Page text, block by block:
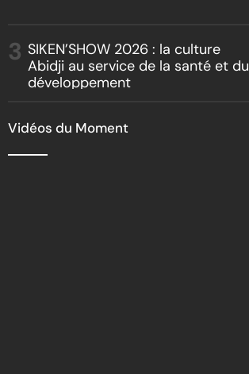
SIKEN’SHOW 2026 : la culture
Abidji au service de la santé et du
développement
Vidéos du Moment